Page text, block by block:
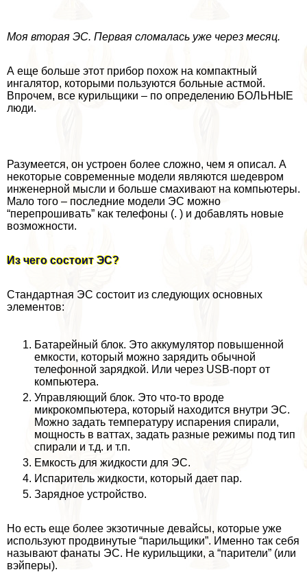
Моя вторая ЭС. Первая сломалась уже через месяц.
А еще больше этот прибор похож на компактный
ингалятор, которыми пользуются больные астмой.
Впрочем, все курильщики – по определению БОЛЬНЫЕ
люди.
Разумеется, он устроен более сложно, чем я описал. А
некоторые современные модели являются шедевром
инженерной мысли и больше смахивают на компьютеры.
Мало того – последние модели ЭС можно
“перепрошивать” как телефоны (. ) и добавлять новые
возможности.
Из чего состоит ЭС?
Стандартная ЭС состоит из следующих основных
элементов:
Батарейный блок. Это аккумулятор повышенной
емкости, который можно зарядить обычной
телефонной зарядкой. Или через USB-порт от
компьютера.
Управляющий блок. Это что-то вроде
микрокомпьютера, который находится внутри ЭС.
Можно задать температуру испарения спирали,
мощность в ваттах, задать разные режимы под тип
спирали и т.д. и т.п.
Емкость для жидкости для ЭС.
Испаритель жидкости, который дает пар.
Зарядное устройство.
Но есть еще более экзотичные девайсы, которые уже
используют продвинутые “парильщики”. Именно так себя
называют фанаты ЭС. Не курильщики, а “парители” (или
вэйперы).